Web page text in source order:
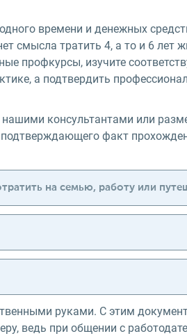
времени и денежных
смысла тратить 4, а то и 6 лет
профкурсы, изучите
а подтвердить
консультантами или
факт
на семью, работу или
руками. С этим
ведь при общении с